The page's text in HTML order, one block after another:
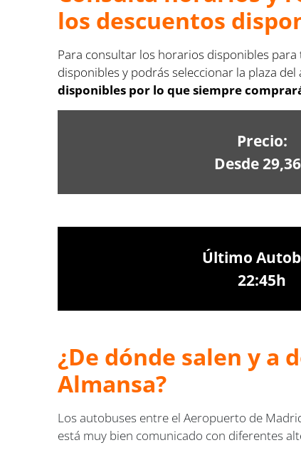
los descuentos
Para consultar los horarios disponibles
disponibles y podrás seleccionar la plaza
disponibles por lo que siempre
Precio:
Desde
Último
22:45h
¿De dónde salen y a
Almansa?
Los autobuses entre el Aeropuerto de
está muy bien comunicado con diferentes